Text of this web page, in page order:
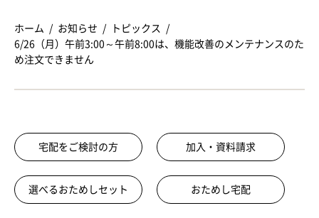
ホーム お知らせ
トピックス
6/26（月）午前3:00～午前8:00は、機能改善のメンテナンスのた
め注文できません
宅配をご検討の方 加入・資料請求
選べるおためしセット おためし宅配